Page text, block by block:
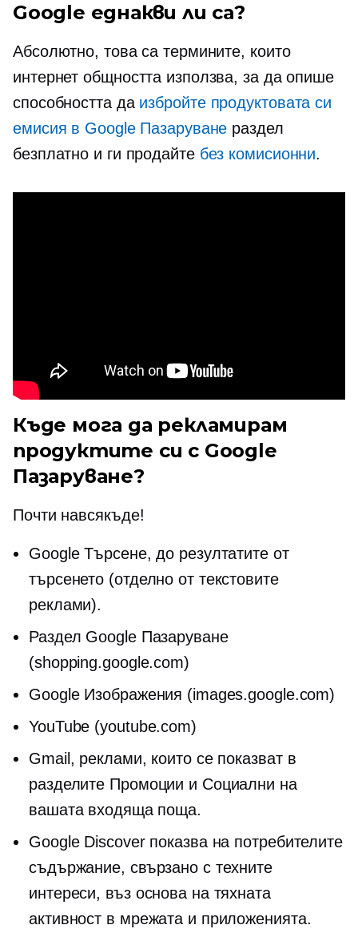
Google еднакви ли са?
Абсолютно, това са термините, които
интернет общността използва, за да опише
способността да избройте продуктовата си
емисия в Google Пазаруване раздел
безплатно и ги продайте без комисионни.
Къде мога да рекламирам
продуктите си с Google
Пазаруване?
Почти навсякъде!
Google Търсене, до резултатите от
търсенето (отделно от текстовите
реклами).
Раздел Google Пазаруване
(shopping.google.com)
Google Изображения (images.google.com)
YouTube (youtube.com)
Gmail, реклами, които се показват в
разделите Промоции и Социални на
вашата входяща поща.
Google Discover показва на потребителите
съдържание, свързано с техните
интереси, въз основа на тяхната
активност в мрежата и приложенията.